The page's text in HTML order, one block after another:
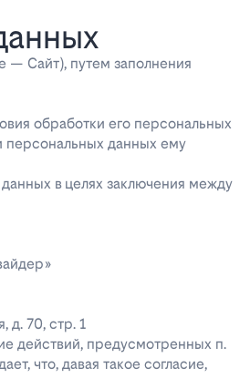
— Сайт), путем заполнения
обработки его персональных
персональных данных ему
в целях заключения между
д. 70, стр. 1
действий, предусмотренных п.
что, давая такое согласие,